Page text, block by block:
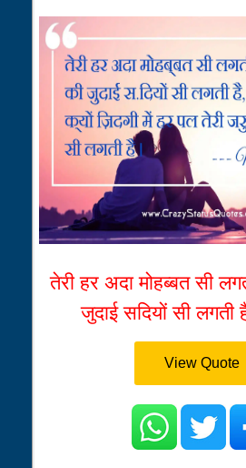
तेरी हर अदा मोहब्बत सी
जुदाई सदियों सी
View Quote